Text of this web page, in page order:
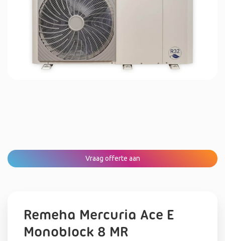
Vraag offerte aan
Remeha Mercuria Ace E
Monoblock 8 MR